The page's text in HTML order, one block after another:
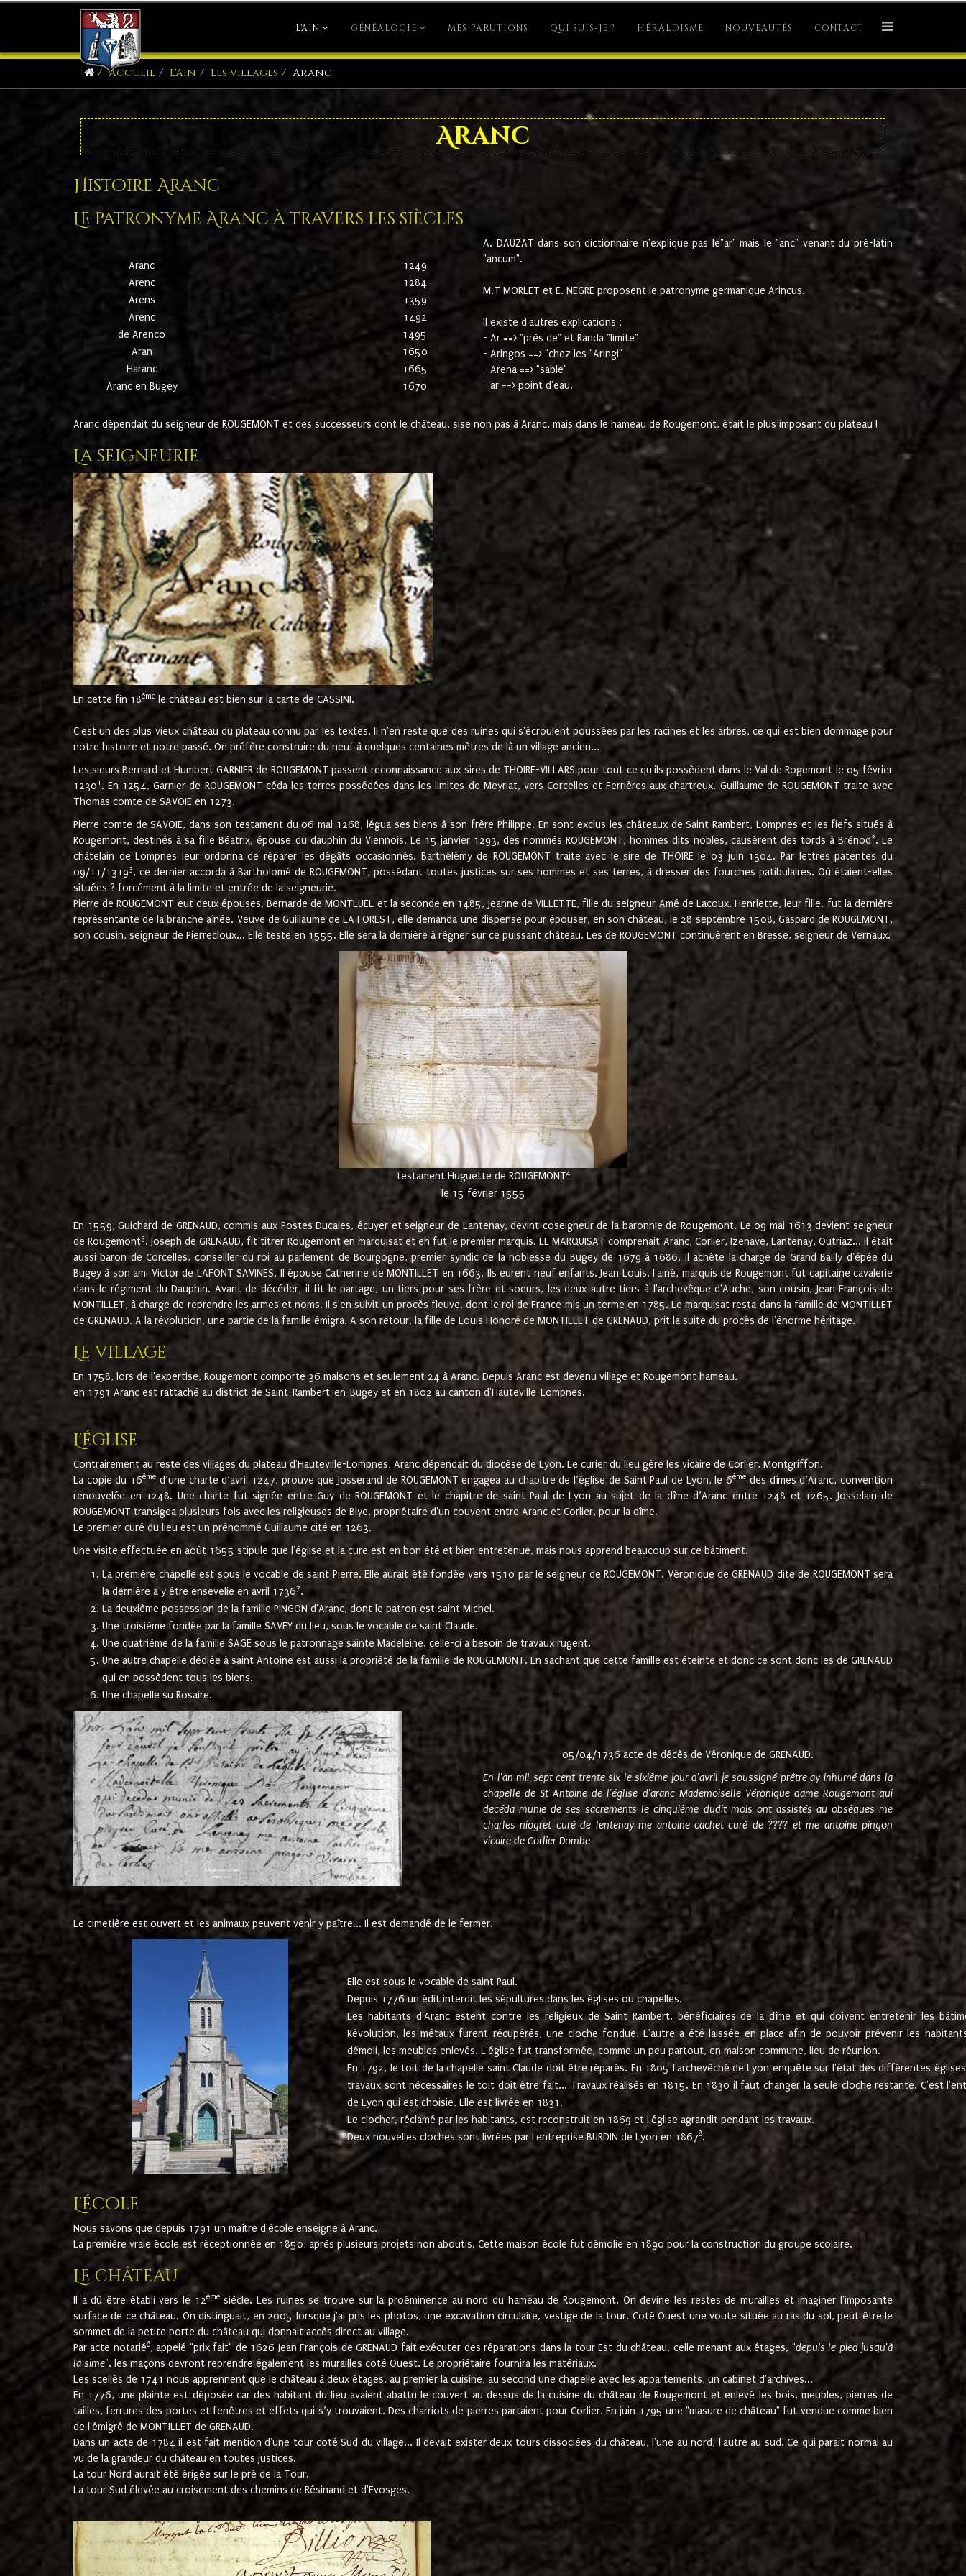
L'AIN GÉNÉALOGIE MES PARUTIONS QUI SUIS-JE ? HÉRALDISME NOUVEAUTÉS CONTACT
Accueil L'Ain Les villages Aranc
Aranc
Histoire Aranc
Le patronyme Aranc à travers les siècles
Aranc
1249
Arenc
1284
Arens
1359
Arenc
1492
de Arenco
1495
Aran
1650
Haranc
1665
Aranc en Bugey
1670
A. DAUZAT dans son dictionnaire n'explique pas le"ar" mais le "anc" venant du pré-latin
"ancum".
M.T MORLET et E. NEGRE proposent le patronyme germanique Arincus.
Il existe d'autres explications :
- Ar ==> "près de" et Randa "limite"
- Aringos ==> "chez les "Aringi"
- Arena ==> "sable"
- ar ==> point d'eau.
Aranc dépendait du seigneur de ROUGEMONT et des successeurs dont le château, sise non pas à Aranc, mais dans le hameau de Rougemont, était le plus imposant du plateau !
La seigneurie
En cette fin 18ème le château est bien sur la carte de CASSINI.
C'est un des plus vieux château du plateau connu par les textes. Il n'en reste que des ruines qui s'écroulent poussées par les racines et les arbres, ce qui est bien dommage pour
notre histoire et notre passé. On préfère construire du neuf à quelques centaines mètres de là un village ancien...
Les sieurs Bernard et Humbert GARNIER de ROUGEMONT passent reconnaissance aux sires de THOIRE-VILLARS pour tout ce qu'ils possèdent dans le Val de Rogemont le 05 février
12301 . En 1254, Garnier de ROUGEMONT céda les terres possédées dans les limites de Meyriat, vers Corcelles et Ferrières aux chartreux. Guillaume de ROUGEMONT traite avec
Thomas comte de SAVOIE en 1273.
Pierre comte de SAVOIE, dans son testament du 06 mai 1268, légua ses biens à son frère Philippe. En sont exclus les châteaux de Saint Rambert, Lompnes et les fiefs situés à
Rougemont, destinés à sa fille Béatrix, épouse du dauphin du Viennois. Le 15 janvier 1293, des nommés ROUGEMONT, hommes dits nobles, causèrent des tords à Brénod 2. Le
châtelain de Lompnes leur ordonna de réparer les dégâts occasionnés. Barthélémy de ROUGEMONT traite avec le sire de THOIRE le 03 juin 1304. Par lettres patentes du
09/11/13193, ce dernier accorda à Bartholomé de ROUGEMONT, possédant toutes justices sur ses hommes et ses terres, à dresser des fourches patibulaires. Où étaient-elles
situées ? forcément à la limite et entrée de la seigneurie.
Pierre de ROUGEMONT eut deux épouses, Bernarde de MONTLUEL et la seconde en 1485, Jeanne de VILLETTE, fille du seigneur Amé de Lacoux. Henriette, leur fille, fut la dernière
représentante de la branche aînée. Veuve de Guillaume de LA FOREST, elle demanda une dispense pour épouser, en son château, le 28 septembre 1508, Gaspard de ROUGEMONT,
son cousin, seigneur de Pierrecloux... Elle teste en 1555. Elle sera la dernière à régner sur ce puissant château. Les de ROUGEMONT continuèrent en Bresse, seigneur de Vernaux.
testament Huguette de ROUGEMONT4
le 15 février 1555
En 1559, Guichard de GRENAUD, commis aux Postes Ducales, écuyer et seigneur de Lantenay, devint coseigneur de la baronnie de Rougemont. Le 09 mai 1613 devient seigneur
de Rougemont5. Joseph de GRENAUD, fit titrer Rougemont en marquisat et en fut le premier marquis. LE MARQUISAT comprenait Aranc, Corlier, Izenave, Lantenay, Outriaz... Il était
aussi baron de Corcelles, conseiller du roi au parlement de Bourgogne, premier syndic de la noblesse du Bugey de 1679 à 1686. Il achète la charge de Grand Bailly d'épée du
Bugey à son ami Victor de LAFONT SAVINES. Il épouse Catherine de MONTILLET en 1663. Ils eurent neuf enfants. Jean Louis, l'ainé, marquis de Rougemont fut capitaine cavalerie
dans le régiment du Dauphin. Avant de décéder, il fit le partage, un tiers pour ses frère et soeurs, les deux autre tiers à l'archevêque d'Auche, son cousin, Jean François de
MONTILLET, à charge de reprendre les armes et noms. Il s'en suivit un procès fleuve, dont le roi de France mis un terme en 1785. Le marquisat resta dans la famille de MONTILLET
de GRENAUD. A la révolution, une partie de la famille émigra. A son retour, la fille de Louis Honoré de MONTILLET de GRENAUD, prit la suite du procès de l'énorme héritage.
Le village
En 1758, lors de l'expertise, Rougemont comporte 36 maisons et seulement 24 à Aranc. Depuis Aranc est devenu village et Rougemont hameau.
en 1791 Aranc est rattaché au district de Saint-Rambert-en-Bugey et en 1802 au canton d'Hauteville-Lompnes.
L'église
Contrairement au reste des villages du plateau d'Hauteville-Lompnes, Aranc dépendait du diocèse de Lyon. Le curier du lieu gère les vicaire de Corlier, Montgriffon.
La copie du 16ème d’une charte d’avril 1247, prouve que Josserand de ROUGEMONT engagea au chapitre de l’église de Saint Paul de Lyon, le 6ème des dîmes d’Aranc, convention
renouvelée en 1248. Une charte fut signée entre Guy de ROUGEMONT et le chapitre de saint Paul de Lyon au sujet de la dîme d’Aranc entre 1248 et 1265. Josselain de
ROUGEMONT transigea plusieurs fois avec les religieuses de Blye, propriétaire d'un couvent entre Aranc et Corlier, pour la dîme.
Le premier curé du lieu est un prénommé Guillaume cité en 1263.
Une visite effectuée en août 1655 stipule que l'église et la cure est en bon été et bien entretenue, mais nous apprend beaucoup sur ce bâtiment.
La première chapelle est sous le vocable de saint Pierre. Elle aurait été fondée vers 1510 par le seigneur de ROUGEMONT. Véronique de GRENAUD dite de ROUGEMONT sera
la dernière a y être ensevelie en avril 17367.
La deuxième possession de la famille PINGON d'Aranc, dont le patron est saint Michel.
Une troisième fondée par la famille SAVEY du lieu, sous le vocable de saint Claude.
Une quatrième de la famille SAGE sous le patronnage sainte Madeleine. celle-ci a besoin de travaux rugent.
Une autre chapelle dédiée à saint Antoine est aussi la propriété de la famille de ROUGEMONT. En sachant que cette famille est éteinte et donc ce sont donc les de GRENAUD
qui en possèdent tous les biens.
Une chapelle su Rosaire.
05/04/1736 acte de décès de Véronique de GRENAUD.
En l'an mil sept cent trente six le sixième jour d'avril je soussigné prêtre ay inhumé dans la
chapelle de St Antoine de l'église d'aranc Mademoiselle Véronique dame Rougemont qui
decéda munie de ses sacrements le cinquième dudit mois ont assistés au obsèques me
charles niogret curé de lentenay me antoine cachet curé de ???? et me antoine pingon
vicaire de Corlier Dombe
Le cimetière est ouvert et les animaux peuvent venir y paître... Il est demandé de le fermer.
Elle est sous le vocable de saint Paul.
Depuis 1776 un édit interdit les sépultures dans les églises ou chapelles.
Les habitants d'Aranc estent contre les religieux de Saint Rambert, bénéficiaires de la dîme et qui doivent entretenir les
Révolution, les métaux furent récupérés, une cloche fondue. L'autre a été laissée en place afin de pouvoir prévenir les
démoli, les meubles enlevés. L'église fut transformée, comme un peu partout, en maison commune, lieu de réunion.
En 1792, le toit de la chapelle saint Claude doit être réparés. En 1805 l'archevêché de Lyon enquête sur l'état des différentes
travaux sont nécessaires le toit doit être fait... Travaux réalisés en 1815. En 1830 il faut changer la seule cloche restante. C'est
de Lyon qui est choisie. Elle est livrée en 1831.
Le clocher, réclamé par les habitants, est reconstruit en 1869 et l'église agrandit pendant les travaux.
Deux nouvelles cloches sont livrées par l'entreprise BURDIN de Lyon en 18678.
L'école
Nous savons que depuis 1791 un maître d'école enseigne à Aranc.
La première vraie école est réceptionnée en 1850, après plusieurs projets non aboutis. Cette maison école fut démolie en 1890 pour la construction du groupe scolaire.
Le château
Il a dû être établi vers le 12èmesiècle. Les ruines se trouve sur la proéminence au nord du hameau de Rougemont. On devine les restes de murailles et imaginer l'imposante
surface de ce château. On distinguait, en 2005 lorsque j'ai pris les photos, une excavation circulaire, vestige de la tour. Coté Ouest une voute située au ras du sol, peut être le
sommet de la petite porte du château qui donnait accès direct au village.
Par acte notarié6, appelé "prix fait" de 1626 Jean François de GRENAUD fait exécuter des réparations dans la tour Est du château, celle menant aux étages, "depuis le pied jusqu'à
la sime". les maçons devront reprendre également les murailles coté Ouest. Le propriétaire fournira les matériaux.
Les scellés de 1741 nous apprennent que le château à deux étages, au premier la cuisine, au second une chapelle avec les appartements, un cabinet d'archives...
En 1776, une plainte est déposée car des habitant du lieu avaient abattu le couvert au dessus de la cuisine du château de Rougemont et enlevé les bois, meubles, pierres de
tailles, ferrures des portes et fenêtres et effets qui s’y trouvaient. Des charriots de pierres partaient pour Corlier. En juin 1795 une "masure de château" fut vendue comme bien
de l'émigré de MONTILLET de GRENAUD.
Dans un acte de 1784 il est fait mention d'une tour coté Sud du village... Il devait exister deux tours dissociées du château, l'une au nord, l'autre au sud. Ce qui parait normal au
vu de la grandeur du château en toutes justices.
La tour Nord aurait été érigée sur le pré de la Tour.
La tour Sud élevée au croisement des chemins de Résinand et d'Evosges.